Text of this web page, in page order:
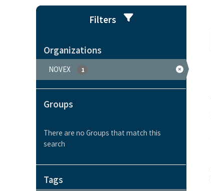
Filters
Organizations
NOVEX 1
Groups
There are no Groups that match this
search
Tags